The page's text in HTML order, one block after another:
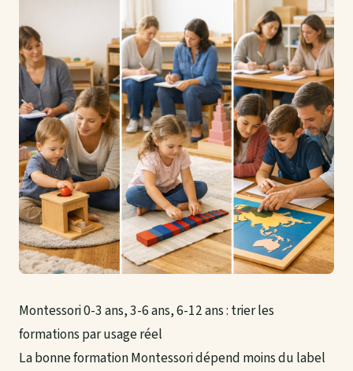
Montessori 0-3 ans, 3-6 ans, 6-12 ans : trier les
formations par usage réel
La bonne formation Montessori dépend moins du label